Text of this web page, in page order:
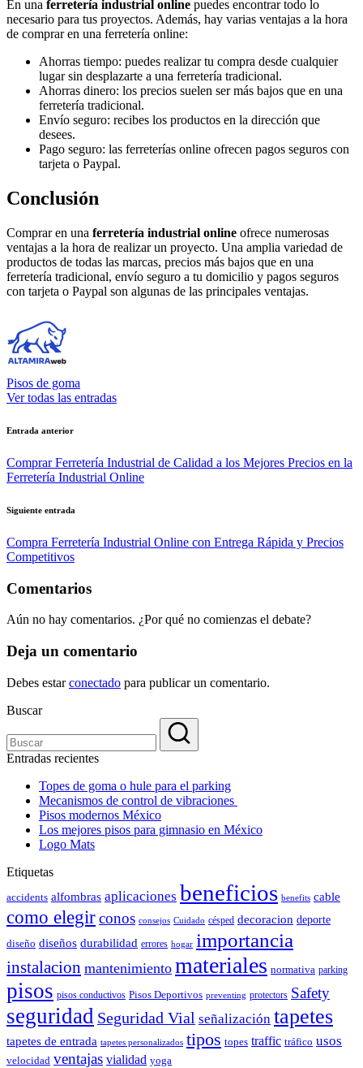
En una ferretería industrial online puedes encontrar todo lo
necesario para tus proyectos. Además, hay varias ventajas a la hora
de comprar en una ferretería online:
Ahorras tiempo: puedes realizar tu compra desde cualquier
lugar sin desplazarte a una ferretería tradicional.
Ahorras dinero: los precios suelen ser más bajos que en una
ferretería tradicional.
Envío seguro: recibes los productos en la dirección que
desees.
Pago seguro: las ferreterías online ofrecen pagos seguros con
tarjeta o Paypal.
Conclusión
Comprar en una ferretería industrial online ofrece numerosas
ventajas a la hora de realizar un proyecto. Una amplia variedad de
productos de todas las marcas, precios más bajos que en una
ferretería tradicional, envío seguro a tu domicilio y pagos seguros
con tarjeta o Paypal son algunas de las principales ventajas.
Pisos de goma
Ver todas las entradas
Navegación
de
entradas
Entrada anterior
Comprar Ferretería Industrial de Calidad a los Mejores Precios en la
Ferretería Industrial Online
Siguiente entrada
Compra Ferretería Industrial Online con Entrega Rápida y Precios
Competitivos
Comentarios
Aún no hay comentarios. ¿Por qué no comienzas el debate?
Deja un comentario
Debes estarconectado para publicar un comentario.
Buscar
Entradas recientes
Topes de goma o hule para el parking
Mecanismos de control de vibraciones
Pisos modernos México
Los mejores pisos para gimnasio en México
Logo Mats
Etiquetas
accidents alfombras aplicaciones beneficios benefits cable
como elegirconos consejos Cuidado césped decoracion deporte
diseño diseños durabilidad errores hogar importancia
instalacion mantenimiento materiales normativa parking
pisos pisos conductivos Pisos Deportivos preventing protectors Safety
seguridad Seguridad Vial señalización tapetes
tapetes de entrada tapetes personalizados tipos topes traffic tráfico usos
velocidad ventajas vialidad yoga